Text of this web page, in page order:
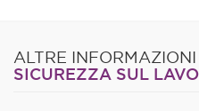
ALTRE INFORMAZIONI
SICUREZZA SUL